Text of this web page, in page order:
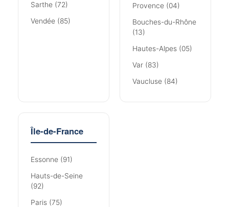
Sarthe (72)
Vendée (85)
Provence (04)
Bouches-du-Rhône
(13)
Hautes-Alpes (05)
Var (83)
Vaucluse (84)
Île-de-France
Essonne (91)
Hauts-de-Seine
(92)
Paris (75)